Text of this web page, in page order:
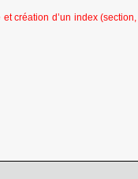
création d’un index